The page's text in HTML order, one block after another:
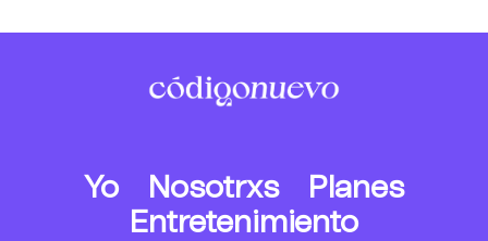
Yo Nosotrxs
Planes
Entretenimiento